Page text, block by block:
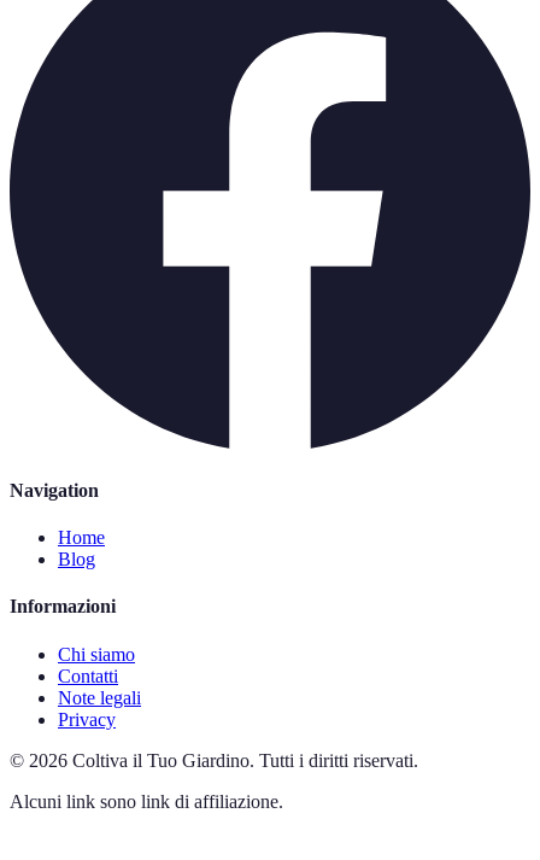
Navigation
Home
Blog
Informazioni
Chi siamo
Contatti
Note legali
Privacy
© 2026 Coltiva il Tuo Giardino. Tutti i diritti riservati.
Alcuni link sono link di affiliazione.